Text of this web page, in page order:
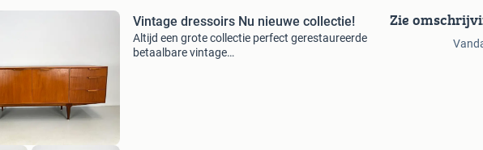
Vintage dressoirs Nu nieuwe collectie!
Altijd een grote collectie perfect gerestaureerde
betaalbare vintage
Zie